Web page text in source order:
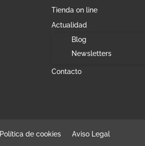
Tienda on line
Actualidad
Blog
Newsletters
Contacto
Política de cookies Aviso Legal